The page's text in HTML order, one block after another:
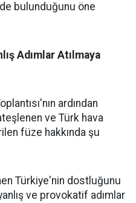
bulunduğunu öne
Adımlar Atılmaya
ardından
ve Türk hava
füze hakkında şu
Türkiye'nin dostluğunu
ve provokatif adımlar